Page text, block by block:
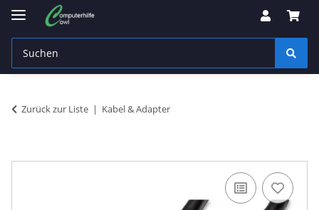
Zurück zur Liste Kabel & Adapter